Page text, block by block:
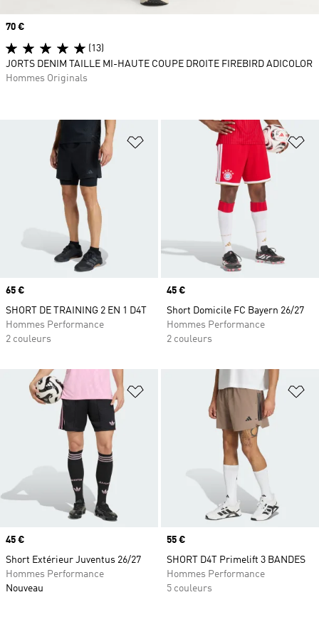
Ajouter à la Liste de produits
Prix
65 €
SHORT DE TRAINING 2 EN 1 D4T
Hommes Performance
2 couleurs
Prix
45 €
Short Domicile FC Bayern 26/27
Hommes Performance
2 couleurs
Ajouter à la Liste de produits
Prix
45 €
Short Extérieur Juventus 26/27
Hommes Performance
Nouveau
Prix
55 €
SHORT D4T Primelift 3 BANDES
Hommes Performance
5 couleurs
Prix
70 €
(13)
JORTS DENIM TAILLE MI-HAUTE COUPE DROITE FIREBIRD ADICOLOR
Hommes Originals